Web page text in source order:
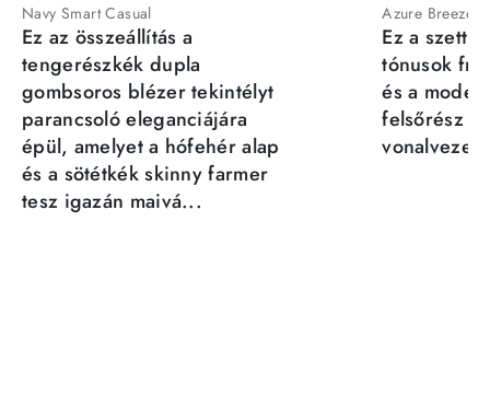
Navy Smart Casual
Ez az összeállítás a
tengerészkék dupla
gombsoros blézer tekintélyt
parancsoló eleganciájára
épül, amelyet a hófehér alap
és a sötétkék skinny farmer
tesz igazán maivá...
Azure Breeze
Ez a szett
tónusok
és a
felsőrész